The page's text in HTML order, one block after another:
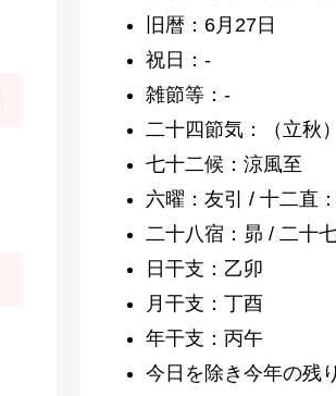
旧暦：6月27日
祝日：-
雑節等：-
二十四節気：（立秋）
七十二候：涼風至
六曜：友引 / 十二直
二十八宿：昴 / 二十
日干支：乙卯
月干支：丁酉
年干支：丙午
今日を除き今年の残